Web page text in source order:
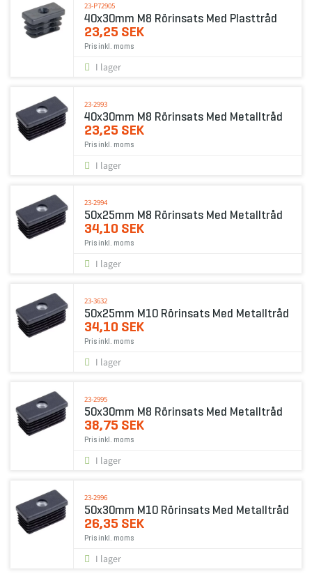
23-P72905
40x30mm M8 Rörinsats Med Plasttråd
23,25 SEK
Pris inkl. moms
I lager
23-2993
40x30mm M8 Rörinsats Med Metalltråd
23,25 SEK
Pris inkl. moms
I lager
23-2994
50x25mm M8 Rörinsats Med Metalltråd
34,10 SEK
Pris inkl. moms
I lager
23-3632
50x25mm M10 Rörinsats Med Metalltråd
34,10 SEK
Pris inkl. moms
I lager
23-2995
50x30mm M8 Rörinsats Med Metalltråd
38,75 SEK
Pris inkl. moms
I lager
23-2996
50x30mm M10 Rörinsats Med Metalltråd
26,35 SEK
Pris inkl. moms
I lager